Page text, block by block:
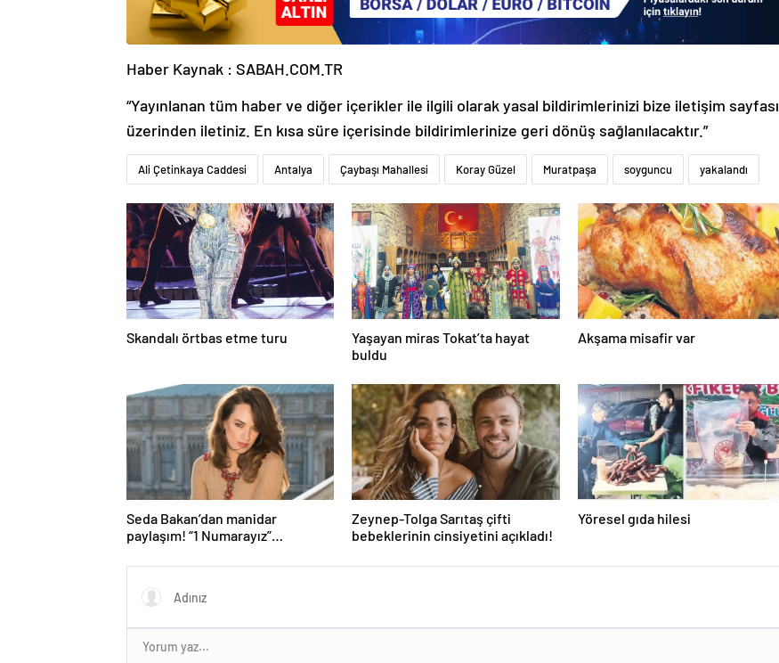
Haber Kaynak : SABAH.COM.TR
“Yayınlanan tüm haber ve diğer içerikler ile ilgili olarak yasal bildirimlerinizi bize iletişim sayfası
üzerinden iletiniz. En kısa süre içerisinde bildirimlerinize geri dönüş sağlanılacaktır.”
Ali Çetinkaya Caddesi Antalya Çaybaşı Mahallesi Koray Güzel Muratpaşa soyguncu yakalandı
Skandalı örtbas etme turu
Yaşayan miras Tokat’ta hayat
buldu
Akşama misafir var
Seda Bakan’dan manidar
paylaşım! “1 Numarayız”
gönderme gündeme bomba gibi
Zeynep-Tolga Sarıtaş çifti
bebeklerinin cinsiyetini açıkladı!
Yöresel gıda hilesi